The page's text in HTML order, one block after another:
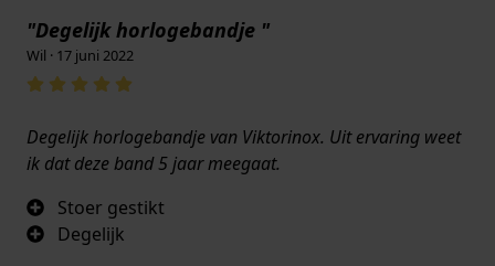
"Degelijk horlogebandje "
Wil · 17 juni 2022
Degelijk horlogebandje van Viktorinox. Uit ervaring weet
ik dat deze band 5 jaar meegaat.
Stoer gestikt
Degelijk